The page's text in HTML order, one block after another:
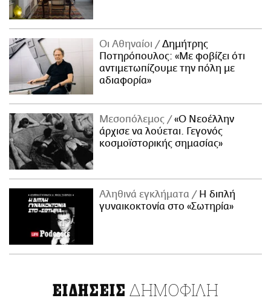
Οι Αθηναίοι
Δημήτρης
Ποτηρόπουλος: «Με φοβίζει ότι
αντιμετωπίζουμε την πόλη με
αδιαφορία»
Μεσοπόλεμος
«Ο Νεοέλλην
άρχισε να λούεται. Γεγονός
κοσμοϊστορικής σημασίας»
Αληθινά εγκλήματα
Η διπλή
γυναικοκτονία στο «Σωτηρία»
ΕΙΔΗΣΕΙΣ ΔΗΜΟΦΙΛΗ